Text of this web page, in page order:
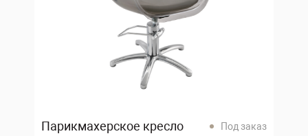
Парикмахерское кресло
Под заказ